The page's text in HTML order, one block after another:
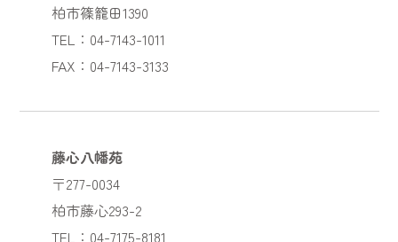
柏市篠籠田1390
TEL：04-7143-1011
FAX：04-7143-3133
藤心八幡苑
〒277-0034
柏市藤心293-2
TEL：04-7175-8181